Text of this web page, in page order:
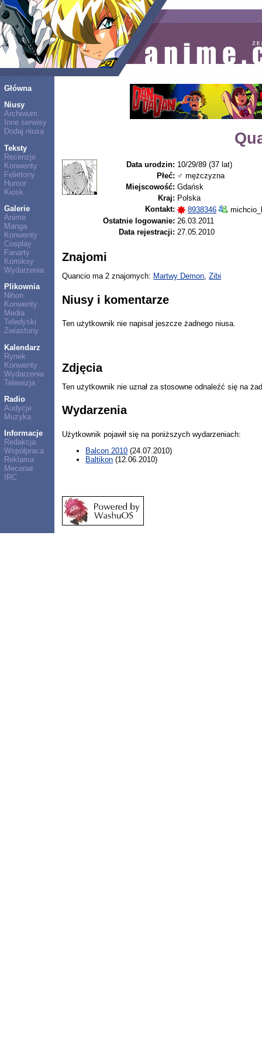
Główna
Niusy
Archiwum
Inne serwisy
Dodaj niusa
Teksty
Recenzje
Konwenty
Felietony
Humor
Kiosk
Galerie
Anime
Manga
Konwenty
Cosplay
Fanarty
Komiksy
Wydarzenia
Plikownia
Nihon
Konwenty
Media
Teledyski
Zwiastuny
Kalendarz
Rynek
Konwenty
Wydarzenia
Telewizja
Radio
Audycje
Muzyka
Informacje
Redakcja
Współpraca
Reklama
Mecenat
IRC
Data urodzin: 10/29/89 (37 lat)
Płeć: ♂ mężczyzna
Miejscowość: Gdańsk
Kraj: Polska
Kontakt:
8938346
Ostatnie logowanie: 26.03.2011
Data rejestracji: 27.05.2010
Znajomi
Quancio ma 2 znajomych: Martwy Demon,Zibi
Niusy i komentarze
Ten użytkownik nie napisał jeszcze żadnego niusa.
Zdjęcia
Ten użytkownik nie uznał za stosowne odnaleźć się na
Wydarzenia
Użytkownik pojawił się na poniższych wydarzeniach:
Balcon 2010 (24.07.2010)
Baltikon (12.06.2010)